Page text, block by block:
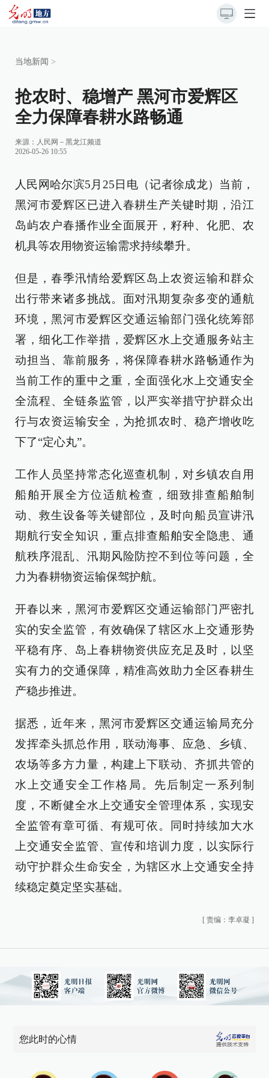
当地新闻 >
抢农时、稳增产 黑河市爱辉区
全力保障春耕水路畅通
来源： 人民网－黑龙江频道
2026-05-26 10:55
人民网哈尔滨5月25日电（记者徐成龙）当前，
黑河市爱辉区已进入春耕生产关键时期，沿江
岛屿农户春播作业全面展开，籽种、化肥、农
机具等农用物资运输需求持续攀升。
但是，春季汛情给爱辉区岛上农资运输和群众
出行带来诸多挑战。面对汛期复杂多变的通航
环境，黑河市爱辉区交通运输部门强化统筹部
署，细化工作举措，爱辉区水上交通服务站主
动担当、靠前服务，将保障春耕水路畅通作为
当前工作的重中之重，全面强化水上交通安全
全流程、全链条监管，以严实举措守护群众出
行与农资运输安全，为抢抓农时、稳产增收吃
下了“定心丸”。
工作人员坚持常态化巡查机制，对乡镇农自用
船舶开展全方位适航检查，细致排查船舶制
动、救生设备等关键部位，及时向船员宣讲汛
期航行安全知识，重点排查船舶安全隐患、通
航秩序混乱、汛期风险防控不到位等问题，全
力为春耕物资运输保驾护航。
开春以来，黑河市爱辉区交通运输部门严密扎
实的安全监管，有效确保了辖区水上交通形势
平稳有序、岛上春耕物资供应充足及时，以坚
实有力的交通保障，精准高效助力全区春耕生
产稳步推进。
据悉，近年来，黑河市爱辉区交通运输局充分
发挥牵头抓总作用，联动海事、应急、乡镇、
农场等多方力量，构建上下联动、齐抓共管的
水上交通安全工作格局。先后制定一系列制
度，不断健全水上交通安全管理体系，实现安
全监管有章可循、有规可依。同时持续加大水
上交通安全监管、宣传和培训力度，以实际行
动守护群众生命安全，为辖区水上交通安全持
续稳定奠定坚实基础。
[ 责编：李卓凝 ]
您此时的心情